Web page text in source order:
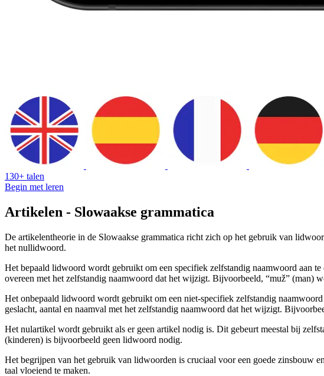
130+ talen
Begin met leren
Artikelen - Slowaakse grammatica
De artikelentheorie in de Slowaakse grammatica richt zich op het gebruik van
het nullidwoord.
Het bepaald lidwoord wordt gebruikt om een specifiek zelfstandig naamwoord aan
overeen met het zelfstandig naamwoord dat het wijzigt. Bijvoorbeeld, “muž” (man)
Het onbepaald lidwoord wordt gebruikt om een niet-specifiek zelfstandig
geslacht, aantal en naamval met het zelfstandig naamwoord dat het wijzigt.
Het nulartikel wordt gebruikt als er geen artikel nodig is. Dit gebeurt meestal bij
(kinderen) is bijvoorbeeld geen lidwoord nodig.
Het begrijpen van het gebruik van lidwoorden is cruciaal voor een goede zinsbouw
taal vloeiend te maken.